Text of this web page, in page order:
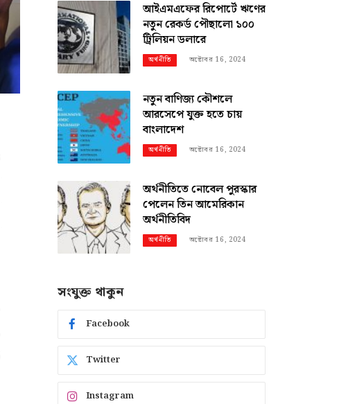
আইএমএফের রিপোর্টে ঋণের
নতুন রেকর্ড পৌছালো ১০০
ট্রিলিয়ন ডলারে
অর্থনীতি অক্টোবর 16, 2024
নতুন বাণিজ্য কৌশলে
আরসেপে যুক্ত হতে চায়
বাংলাদেশ
অর্থনীতি অক্টোবর 16, 2024
অর্থনীতিতে নোবেল পুরস্কার
পেলেন তিন আমেরিকান
অর্থনীতিবিদ
অর্থনীতি অক্টোবর 16, 2024
সংযুক্ত থাকুন
Facebook
Twitter
Instagram